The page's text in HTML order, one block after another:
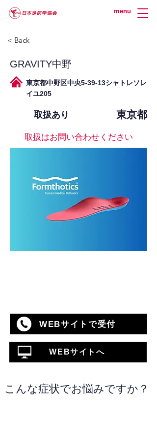
menu
< Back
GRAVITY中野
東京都中野区中央5-39-13シャトレソレ
イユ205
取扱あり 東京都
取扱はお問い合わせください
WEBサイトで受付
WEBサイトへ
こんな症状でお悩みですか？